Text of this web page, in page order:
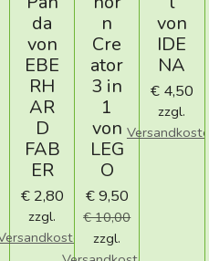
da
von
EBE
RH
AR
D
FAB
ER
€ 2,80
zzgl.
n
Cre
ator
3 in
1
von
LEG
O
€ 9,50
€ 10,00
zzgl.
von
IDE
NA
€ 4,50
zzgl.
Versandkosten